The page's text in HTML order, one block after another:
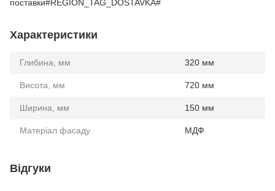
поставки#REGION_TAG_DOSTAVKA#
Характеристики
Глибина, мм 320 мм
Висота, мм 720 мм
Ширина, мм 150 мм
Матеріал фасаду МДФ
Відгуки